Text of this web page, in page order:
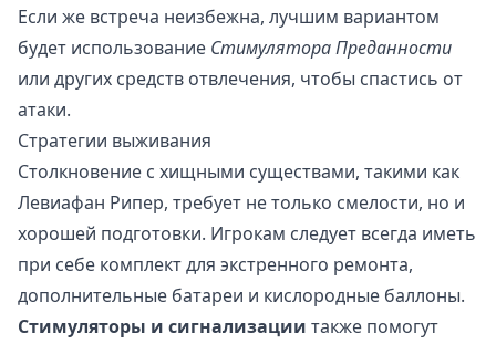
Если же встреча неизбежна, лучшим вариантом
будет использование Стимулятора Преданности
или других средств отвлечения, чтобы спастись от
атаки.
Стратегии выживания
Столкновение с хищными существами, такими как
Левиафан Рипер, требует не только смелости, но и
хорошей подготовки. Игрокам следует всегда иметь
при себе комплект для экстренного ремонта,
дополнительные батареи и кислородные баллоны.
Стимуляторы и сигнализации также помогут